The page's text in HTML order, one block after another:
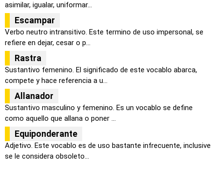
asimilar, igualar, uniformar...
Escampar
Verbo neutro intransitivo. Este termino de uso impersonal, se
refiere en dejar, cesar o p...
Rastra
Sustantivo femenino. El significado de este vocablo abarca,
compete y hace referencia a u...
Allanador
Sustantivo masculino y femenino. Es un vocablo se define
como aquello que allana o poner ...
Equiponderante
Adjetivo. Este vocablo es de uso bastante infrecuente, inclusive
se le considera obsoleto...